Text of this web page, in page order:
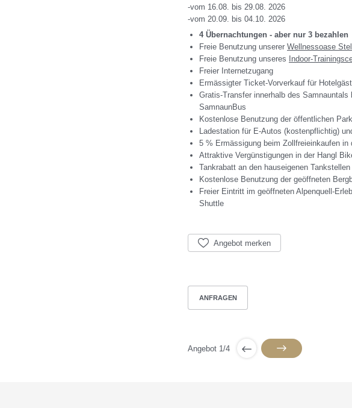
-vom 16.08. bis 29.08. 2026
-vom 20.09. bis 04.10. 2026
4 Übernachtungen - aber nur 3 bezahlen
Freie Benutzung unserer Wellnessoase
Freie Benutzung unseres
Indoor-
Freier Internetzugang
Ermässigter Ticket-Vorverkauf für
Gratis-Transfer innerhalb des
SamnaunBus
Kostenlose Benutzung der öffentlichen
Ladestation für E-Autos (kostenpflichtig)
5 % Ermässigung beim Zollfreieinkaufen in
Attraktive Vergünstigungen in der Hangl
Tankrabatt an den hauseigenen
Kostenlose Benutzung der geöffneten
Freier Eintritt im geöffneten Alpenquell-
Shuttle
Angebot merken
ANFRAGEN
Angebot 1/4